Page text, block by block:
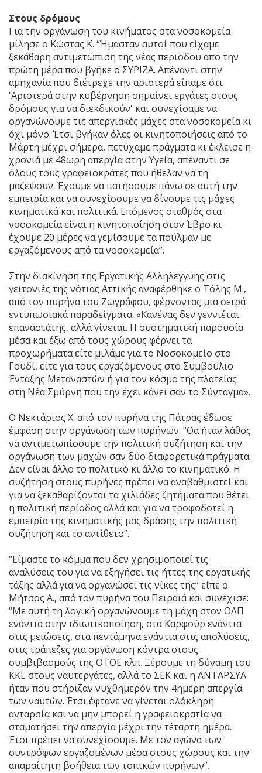
Στους δρόμους
Για την οργάνωση του κινήματος στα νοσοκομεία
μίλησε ο Κώστας Κ. “Ήμασταν αυτοί που είχαμε
ξεκάθαρη αντιμετώπιση της νέας περιόδου από την
πρώτη μέρα που βγήκε ο ΣΥΡΙΖΑ. Απέναντι στην
αμηχανία που διέτρεχε την αριστερά είπαμε ότι
'Αριστερά στην κυβέρνηση σημαίνει εργάτες στους
δρόμους για να διεκδικούν' και συνεχίσαμε να
οργανώνουμε τις απεργιακές μάχες στα νοσοκομεία κι
όχι μόνο. Έτσι βγήκαν όλες οι κινητοποιήσεις από το
Μάρτη μέχρι σήμερα, πετύχαμε πράγματα κι έκλεισε η
χρονιά με 48ωρη απεργία στην Υγεία, απέναντι σε
όλους τους γραφειοκράτες που ήθελαν να τη
μαζέψουν. Έχουμε να πατήσουμε πάνω σε αυτή την
εμπειρία και να συνεχίσουμε να δίνουμε τις μάχες
κινηματικά και πολιτικά. Επόμενος σταθμός στα
νοσοκομεία είναι η κινητοποίηση στον Έβρο κι
έχουμε 20 μέρες να γεμίσουμε τα πούλμαν με
εργαζόμενους από τα νοσοκομεία”.
Στην διακίνηση της Εργατικής Αλληλεγγύης στις
γειτονιές της νότιας Αττικής αναφέρθηκε ο Τόλης Μ.,
από τον πυρήνα του Ζωγράφου, φέρνοντας μια σειρά
εντυπωσιακά παραδείγματα. «Κανένας δεν γεννιέται
επαναστάτης, αλλά γίνεται. Η συστηματική παρουσία
μέσα και έξω από τους χώρους φέρνει τα
προχωρήματα είτε μιλάμε για το Νοσοκομείο στο
Γουδί, είτε για τους εργαζόμενους στο Συμβούλιο
Ένταξης Μεταναστών ή για τον κόσμο της πλατείας
στη Νέα Σμύρνη που την έχει κάνει σαν το Σύνταγμα».
Ο Νεκτάριος Χ. από τον πυρήνα της Πάτρας έδωσε
έμφαση στην οργάνωση των πυρήνων. “Θα ήταν λάθος
να αντιμετωπίσουμε την πολιτική συζήτηση και την
οργάνωση των μαχών σαν δύο διαφορετικά πράγματα.
Δεν είναι άλλο το πολιτικό κι άλλο το κινηματικό. Η
συζήτηση στους πυρήνες πρέπει να αναβαθμιστεί και
για να ξεκαθαρίζονται τα χιλιάδες ζητήματα που θέτει
η πολιτική περίοδος αλλά και για να τροφοδοτεί η
εμπειρία της κινηματικής μας δράσης την πολιτική
συζήτηση και το αντίθετο”.
“Είμαστε το κόμμα που δεν χρησιμοποιεί τις
αναλύσεις του για να εξηγήσει τις ήττες της εργατικής
τάξης αλλά για να οργανώσει τις νίκες της” είπε ο
Μήτσος Α., από τον πυρήνα του Πειραιά και συνέχισε:
“Με αυτή τη λογική οργανώνουμε τη μάχη στον ΟΛΠ
ενάντια στην ιδιωτικοποίηση, στα Καρφούρ ενάντια
στις μειώσεις, στα πεντάμηνα ενάντια στις απολύσεις,
στις τράπεζες για οργάνωση κόντρα στους
συμβιβασμούς της ΟΤΟΕ κλπ. Ξέρουμε τη δύναμη του
ΚΚΕ στους ναυτεργάτες, αλλά το ΣΕΚ και η ΑΝΤΑΡΣΥΑ
ήταν που στήριζαν νυχθημερόν την 4ημερη απεργία
των ναυτών. Έτσι έφτανε να γίνεται ολόκληρη
ανταρσία και να μην μπορεί η γραφειοκρατία να
σταματήσει την απεργία μέχρι την τέταρτη ημέρα.
Έτσι πρέπει να συνεχίσουμε. Με τον αγώνα των
συντρόφων εργαζομένων μέσα στους χώρους και την
απαραίτητη βοήθεια των τοπικών πυρήνων”.